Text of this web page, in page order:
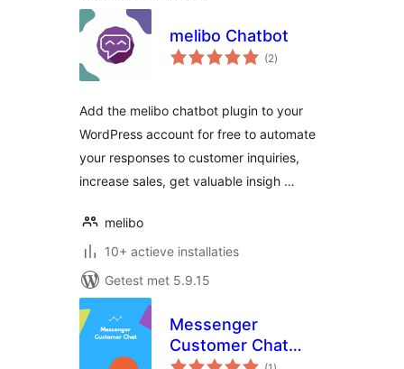
melibo Chatbot
(2totaal
waarderingen
)
Add the melibo chatbot plugin to your
WordPress account for free to automate
your responses to customer inquiries,
increase sales, get valuable insigh …
melibo
10+ actieve installaties
Getest met 5.9.15
Messenger
Customer Chat
totaal